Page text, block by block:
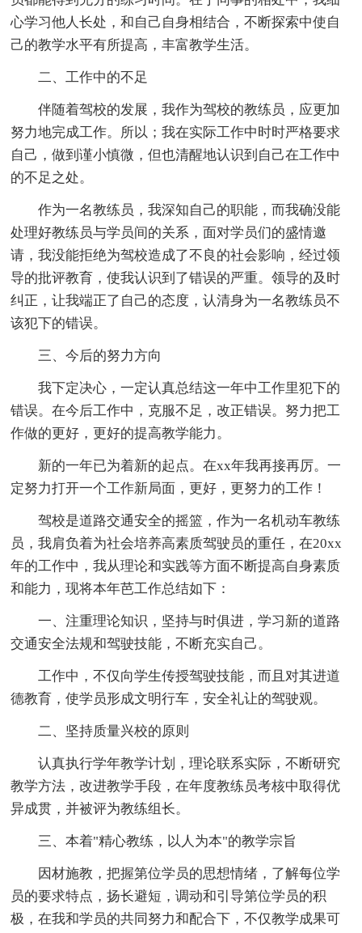
心学习他人长处，和自己自身相结合，不断探索中使自
己的教学水平有所提高，丰富教学生活。
二、工作中的不足
伴随着驾校的发展，我作为驾校的教练员，应更加
努力地完成工作。所以；我在实际工作中时时严格要求
自己，做到谨小慎微，但也清醒地认识到自己在工作中
的不足之处。
作为一名教练员，我深知自己的职能，而我确没能
处理好教练员与学员间的关系，面对学员们的盛情邀
请，我没能拒绝为驾校造成了不良的社会影响，经过领
导的批评教育，使我认识到了错误的严重。领导的及时
纠正，让我端正了自己的态度，认清身为一名教练员不
该犯下的错误。
三、今后的努力方向
我下定决心，一定认真总结这一年中工作里犯下的
错误。在今后工作中，克服不足，改正错误。努力把工
作做的更好，更好的提高教学能力。
新的一年已为着新的起点。在xx年我再接再厉。一
定努力打开一个工作新局面，更好，更努力的工作！
驾校是道路交通安全的摇篮，作为一名机动车教练
员，我肩负着为社会培养高素质驾驶员的重任，在20xx
年的工作中，我从理论和实践等方面不断提高自身素质
和能力，现将本年芭工作总结如下：
一、注重理论知识，坚持与时俱进，学习新的道路
交通安全法规和驾驶技能，不断充实自己。
工作中，不仅向学生传授驾驶技能，而且对其进道
德教育，使学员形成文明行车，安全礼让的驾驶观。
二、坚持质量兴校的原则
认真执行学年教学计划，理论联系实际，不断研究
教学方法，改进教学手段，在年度教练员考核中取得优
异成贯，并被评为教练组长。
三、本着"精心教练，以人为本"的教学宗旨
因材施教，把握第位学员的思想情绪，了解每位学
员的要求特点，扬长避短，调动和引导第位学员的积
极，在我和学员的共同努力和配合下，不仅教学成果可